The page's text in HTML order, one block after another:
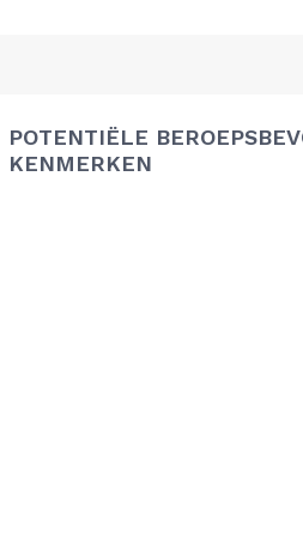
POTENTIËLE
KENMERKEN